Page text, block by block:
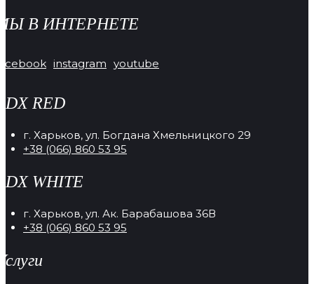
В ИНТЕРНЕТЕ
instagram youtube
RED
г. Харьков, ул. Богдана Хмельницкого 29
+38 (066) 860 53 95
WHITE
г. Харьков, ул. Ак. Барабашова 36В
+38 (066) 860 53 95